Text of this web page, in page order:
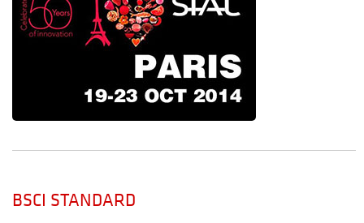
BSCI STANDARD